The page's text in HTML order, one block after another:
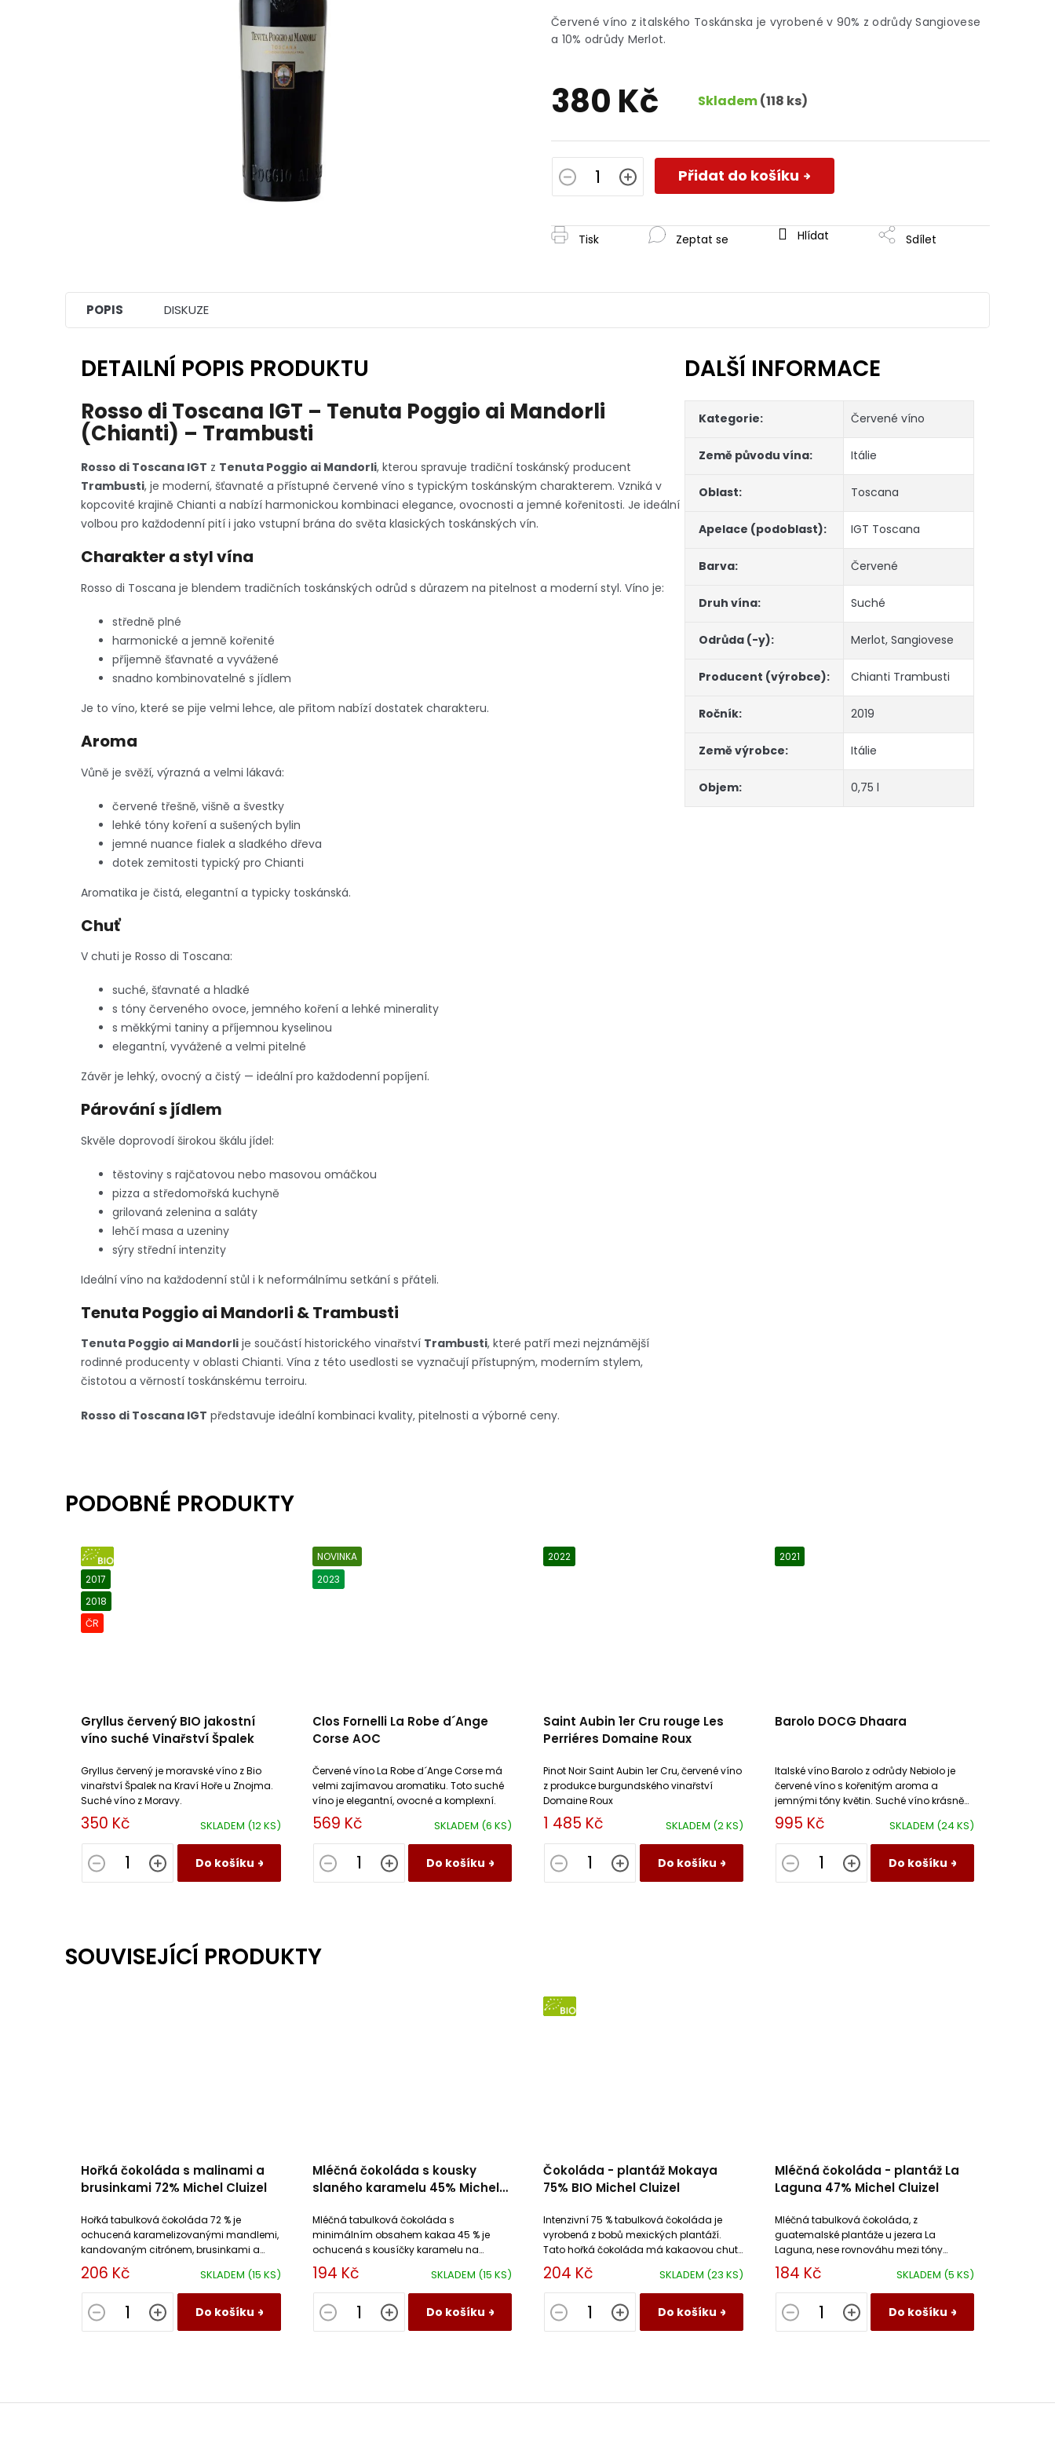
produktu
je
0,0
hvězdiček.
Červené víno z italského Toskánska je vyrobené v 90% z odrůdy Sangiovese
a 10% odrůdy Merlot.
380 Kč Skladem(118 ks)
Měrná
cena:
Přidat do košíku
Tisk Zeptat se Hlídat Sdílet
POPIS DISKUZE
DETAILNÍ POPIS PRODUKTU
Rosso di Toscana IGT – Tenuta Poggio ai Mandorli
(Chianti) – Trambusti
Rosso di Toscana IGT z Tenuta Poggio ai Mandorli, kterou spravuje tradiční toskánský producent
Trambusti, je moderní, šťavnaté a přístupné červené víno s typickým toskánským charakterem. Vzniká v
kopcovité krajině Chianti a nabízí harmonickou kombinaci elegance, ovocnosti a jemné kořenitosti. Je ideální
volbou pro každodenní pití i jako vstupní brána do světa klasických toskánských vín.
Charakter a styl vína
Rosso di Toscana je blendem tradičních toskánských odrůd s důrazem na pitelnost a moderní styl. Víno je:
středně plné
harmonické a jemně kořenité
příjemně šťavnaté a vyvážené
snadno kombinovatelné s jídlem
Je to víno, které se pije velmi lehce, ale přitom nabízí dostatek charakteru.
Aroma
Vůně je svěží, výrazná a velmi lákavá:
červené třešně, višně a švestky
lehké tóny koření a sušených bylin
jemné nuance fialek a sladkého dřeva
dotek zemitosti typický pro Chianti
Aromatika je čistá, elegantní a typicky toskánská.
Chuť
V chuti je Rosso di Toscana:
suché, šťavnaté a hladké
s tóny červeného ovoce, jemného koření a lehké minerality
s měkkými taniny a příjemnou kyselinou
elegantní, vyvážené a velmi pitelné
Závěr je lehký, ovocný a čistý — ideální pro každodenní popíjení.
Párování s jídlem
Skvěle doprovodí širokou škálu jídel:
těstoviny s rajčatovou nebo masovou omáčkou
pizza a středomořská kuchyně
grilovaná zelenina a saláty
lehčí masa a uzeniny
sýry střední intenzity
Ideální víno na každodenní stůl i k neformálnímu setkání s přáteli.
Tenuta Poggio ai Mandorli & Trambusti
Tenuta Poggio ai Mandorli je součástí historického vinařství Trambusti, které patří mezi nejznámější
rodinné producenty v oblasti Chianti. Vína z této usedlosti se vyznačují přístupným, moderním stylem,
čistotou a věrností toskánskému terroiru.
Rosso di Toscana IGT představuje ideální kombinaci kvality, pitelnosti a výborné ceny.
DALŠÍ INFORMACE
Kategorie: Červené víno
Země původu vína: Itálie
Oblast: Toscana
Apelace (podoblast): IGT Toscana
Barva: Červené
Druh vína: Suché
Odrůda (-y): Merlot, Sangiovese
Producent (výrobce): Chianti Trambusti
Ročník: 2019
Země výrobce: Itálie
Objem: 0,75 l
BIO
2017
2018
ČR
Gryllus červený BIO jakostní
víno suché Vinařství Špalek
SKLADEM (12 KS)
350 Kč
Do košíku
Gryllus červený je moravské víno z Bio
vinařství Špalek na Kraví Hoře u Znojma.
Suché víno z Moravy.
NOVINKA
2023
Clos Fornelli La Robe d´Ange
Corse AOC
SKLADEM (6 KS)
569 Kč
Do košíku
Červené víno La Robe d´Ange Corse má
velmi zajímavou aromatiku. Toto suché
víno je elegantní, ovocné a komplexní.
2022
Saint Aubin 1er Cru rouge Les
Perriéres Domaine Roux
SKLADEM (2 KS)
1 485 Kč
Do košíku
Pinot Noir Saint Aubin 1er Cru, červené víno
z produkce burgundského vinařství
Domaine Roux
2021
Barolo DOCG Dhaara
SKLADEM (24 KS)
995 Kč
Do košíku
Italské víno Barolo z odrůdy Nebiolo je
červené víno s kořenitým aroma a
jemnými tóny květin. Suché víno krásně
vyzrálé s plnou texturou.
SOUVISEJÍCÍ PRODUKTY
Hořká čokoláda s malinami a
brusinkami 72% Michel Cluizel
SKLADEM (15 KS)
206 Kč
Do košíku
Hořká tabulková čokoláda 72 % je
ochucená karamelizovanými mandlemi,
kandovaným citrónem, brusinkami a
sušenými malinami.
Mléčná čokoláda s kousky
slaného karamelu 45% Michel
SKLADEM (15 KS)
194 Kč
Do košíku
Mléčná tabulková čokoláda s
minimálním obsahem kakaa 45 % je
ochucená s kousíčky karamelu na
slaném másle.
Čokoláda - plantáž Mokaya
75% BIO Michel Cluizel
SKLADEM (23 KS)
204 Kč
Do košíku
Intenzivní 75 % tabulková čokoláda je
vyrobená z bobů mexických plantáží.
Tato hořká čokoláda má kakaovou chutí
s dochutí čerstvého a sušeného
exotického ovoce.
Mléčná čokoláda - plantáž La
Laguna 47% Michel Cluizel
SKLADEM (5 KS)
184 Kč
Do košíku
Mléčná tabulková čokoláda, z
guatemalské plantáže u jezera La
Laguna, nese rovnováhu mezi tóny
cappuccina a horké čokolády s tóny
lískových ořechů a toastu.
Z